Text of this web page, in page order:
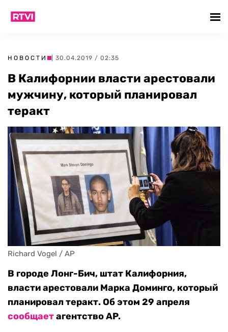
НОВОСТИ | 30.04.2019 / 02:35
В Калифорнии власти арестовали
мужчину, который планировал
теракт
Richard Vogel / AP
В городе Лонг-Бич, штат Калифорния,
власти арестовали Марка Доминго, который
планировал теракт. Об этом 29 апреля
сообщаетагентство AP.